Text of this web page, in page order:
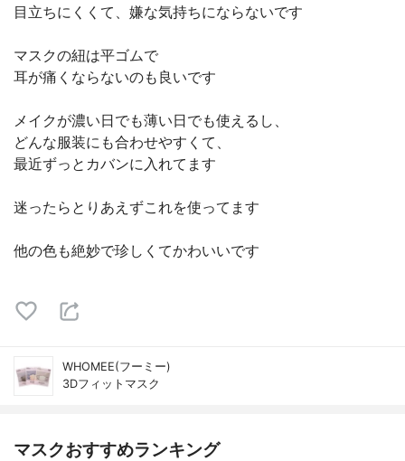
目立ちにくくて、嫌な気持ちにならないです
マスクの紐は平ゴムで
耳が痛くならないのも良いです
メイクが濃い日でも薄い日でも使えるし、
どんな服装にも合わせやすくて、
最近ずっとカバンに入れてます
迷ったらとりあえずこれを使ってます
他の色も絶妙で珍しくてかわいいです
WHOMEE(フーミー)
3Dフィットマスク
マスクおすすめランキング